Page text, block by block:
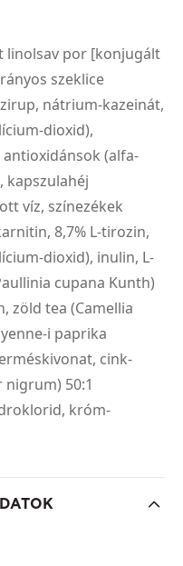
linolsav por [konjugált
szeklice
nátrium-kazeinát,
dioxid),
(alfa-
víz, színezékek
8,7% L-tirozin,
dioxid), inulin, L-
cupana Kunth)
zöld tea (Camellia
i paprika
cink-
50:1
króm-